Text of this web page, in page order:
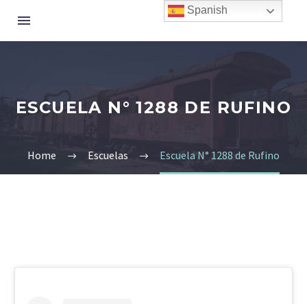
ESCUELA N° 1288 DE RUFINO
Home Escuelas Escuela N° 1288 de Rufino
Spanish